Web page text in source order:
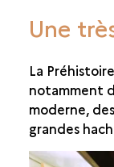
Une
La
notamment
moderne,
grandes